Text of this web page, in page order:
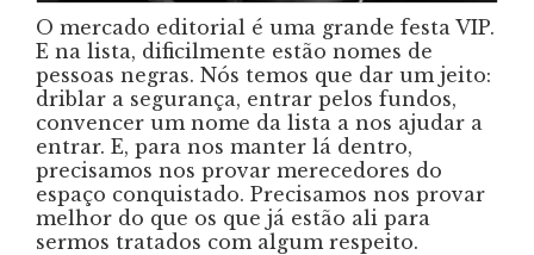
O mercado editorial é uma grande festa VIP.
E na lista, dificilmente estão nomes de
pessoas negras. Nós temos que dar um jeito:
driblar a segurança, entrar pelos fundos,
convencer um nome da lista a nos ajudar a
entrar. E, para nos manter lá dentro,
precisamos nos provar merecedores do
espaço conquistado. Precisamos nos provar
melhor do que os que já estão ali para
sermos tratados com algum respeito.